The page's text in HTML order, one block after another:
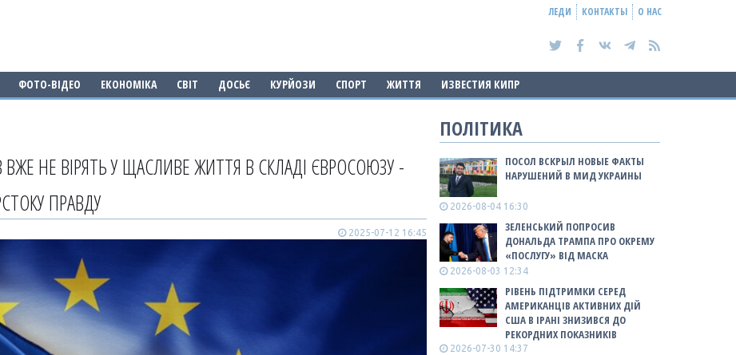
ЛЕДИ КОНТАКТЫ О НАС
ФОТО-ВІДЕО ЕКОНОМІКА СВІТ ДОСЬЄ КУРЙОЗИ СПОРТ ЖИТТЯ ИЗВЕСТИЯ КИПР
ВЖЕ НЕ ВІРЯТЬ У ЩАСЛИВЕ ЖИТТЯ В СКЛАДІ ЄВРОСОЮЗУ -
ПРАВДУ
2025-07-12 16:45
ПОЛІТИКА
ПОСОЛ ВСКРЫЛ НОВЫЕ ФАКТЫ
НАРУШЕНИЙ В МИД УКРАИНЫ
2026-08-04 16:30
ЗЕЛЕНСЬКИЙ ПОПРОСИВ
ДОНАЛЬДА ТРАМПА ПРО ОКРЕМУ
«ПОСЛУГУ» ВІД МАСКА
2026-08-03 12:34
РІВЕНЬ ПІДТРИМКИ СЕРЕД
АМЕРИКАНЦІВ АКТИВНИХ ДІЙ
США В ІРАНІ ЗНИЗИВСЯ ДО
РЕКОРДНИХ ПОКАЗНИКІВ
2026-07-30 14:37